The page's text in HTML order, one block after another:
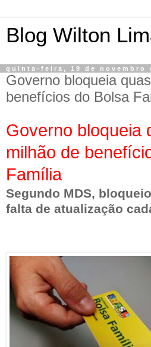
Blog Wilton
quinta-feira, 19 de novembro
Governo bloqueia
benefícios do Bolsa
Governo bloqueia
milhão de
Família
Segundo MDS,
falta de atualização